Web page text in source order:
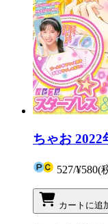
ちゃお 2022
527/¥580(
カートに追